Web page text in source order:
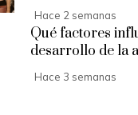
Hace 2 semanas
Qué factores
desarrollo de la
Hace 3 semanas